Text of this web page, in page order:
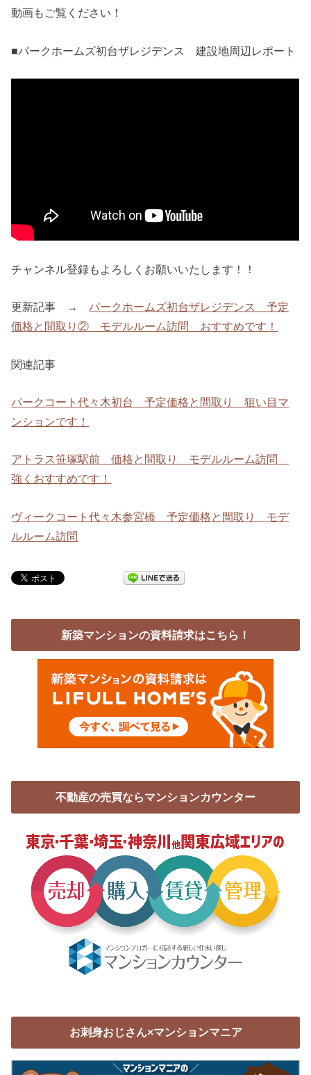
動画もご覧ください！
■パークホームズ初台ザレジデンス 建設地周辺レポート
チャンネル登録もよろしくお願いいたします！！
更新記事 →パークホームズ初台ザレジデンス 予定
価格と間取り② モデルルーム訪問 おすすめです！
関連記事
パークコート代々木初台 予定価格と間取り 狙い目マ
ンションです！
アトラス笹塚駅前 価格と間取り モデルルーム訪問
強くおすすめです！
ヴィークコート代々木参宮橋 予定価格と間取り モデ
ルルーム訪問
新築マンションの資料請求はこちら！
不動産の売買ならマンションカウンター
お刺身おじさん×マンションマニア